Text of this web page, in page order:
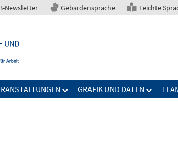
Newsletter Gebärdensprache Leichte
GRAFIK UND DATEN